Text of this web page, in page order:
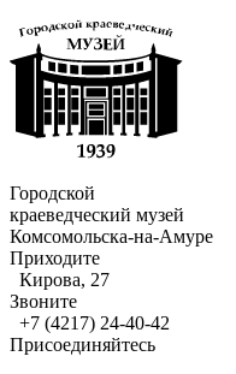
Городской
краеведческий музей
Комсомольска-на-Амуре
Приходите
Кирова, 27
Звоните
+7 (4217) 24-40-42
Присоединяйтесь